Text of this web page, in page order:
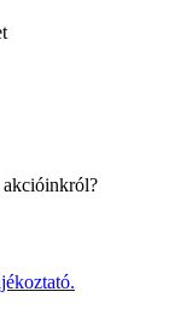
akcióinkról?